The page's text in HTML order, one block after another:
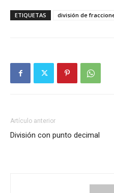
ETIQUETAS división de
Artículo anterior
División con punto decimal